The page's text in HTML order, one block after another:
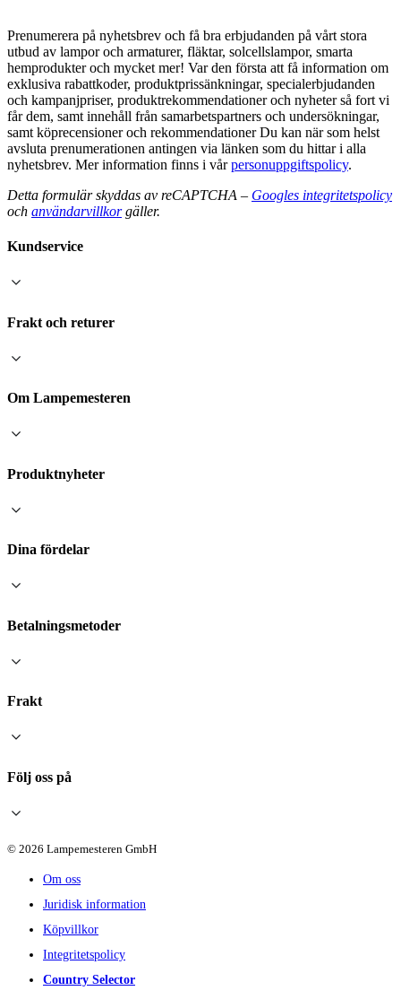
Prenumerera på nyhetsbrev och få bra erbjudanden på vårt stora
utbud av lampor och armaturer, fläktar, solcellslampor, smarta
hemprodukter och mycket mer! Var den första att få information om
exklusiva rabattkoder, produktprissänkningar, specialerbjudanden
och kampanjpriser, produktrekommendationer och nyheter så fort vi
får dem, samt innehåll från samarbetspartners och undersökningar,
samt köprecensioner och rekommendationer Du kan när som helst
avsluta prenumerationen antingen via länken som du hittar i alla
nyhetsbrev. Mer information finns i vårpersonuppgiftspolicy.
Detta formulär skyddas av reCAPTCHA – Googles integritetspolicy
och användarvillkorgäller.
Kundservice
Frakt och returer
Om Lampemesteren
Produktnyheter
Dina fördelar
Betalningsmetoder
Frakt
Följ oss på
© 2026 Lampemesteren GmbH
Om oss
Juridisk information
Köpvillkor
Integritetspolicy
Country Selector